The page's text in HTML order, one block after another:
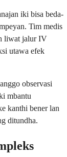
iki bisa beda-
Tim medis
liwat jalur IV
utawa efek
observasi
mbantu
kanthi bener lan
ditundha.